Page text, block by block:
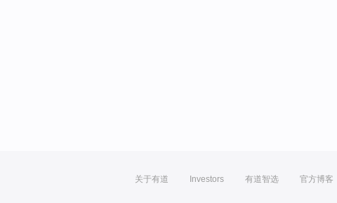
关于有道 Investors 有道智选 官方博客